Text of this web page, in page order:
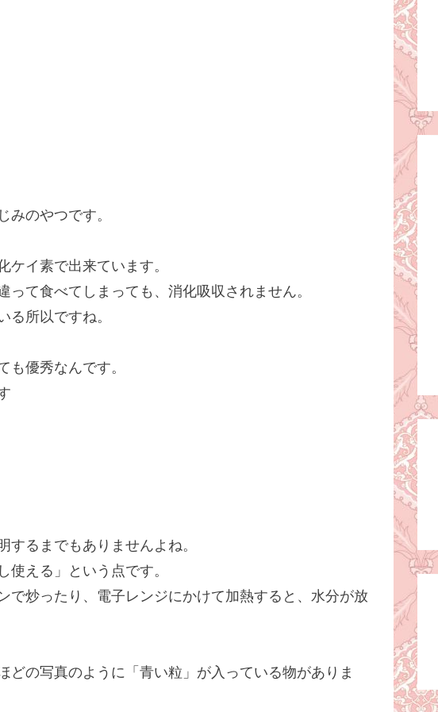
みのやつです。
イ素で出来ています。
て食べてしまっても、消化吸収されません。
る所以ですね。
も優秀なんです。
るまでもありませんよね。
える」という点です。
で炒ったり、電子レンジにかけて加熱すると、水分が放
どの写真のように「青い粒」が入っている物がありま